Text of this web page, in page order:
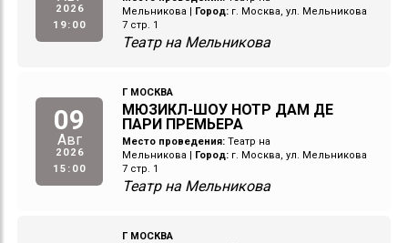
2026
19:00
Мельникова | Город: г. Москва, ул. Мельникова
7 стр. 1
Театр на Мельникова
09
Авг
2026
15:00
Г МОСКВА
МЮЗИКЛ-ШОУ НОТР ДАМ ДЕ
ПАРИ ПРЕМЬЕРА
Место проведения: Театр на
Мельникова | Город: г. Москва, ул. Мельникова
7 стр. 1
Театр на Мельникова
Г МОСКВА